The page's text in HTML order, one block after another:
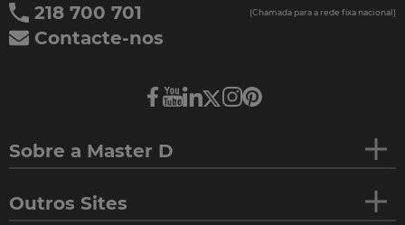
218 700 701 (Chamada para a rede fixa nacional)
Contacte-nos
Sobre a Master D
Outros Sites